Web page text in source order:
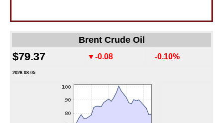
Brent Crude Oil
$79.37 ▼-0.08 -0.10%
2026.08.05